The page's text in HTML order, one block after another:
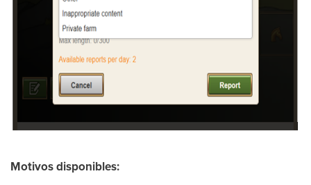
Motivos disponibles: